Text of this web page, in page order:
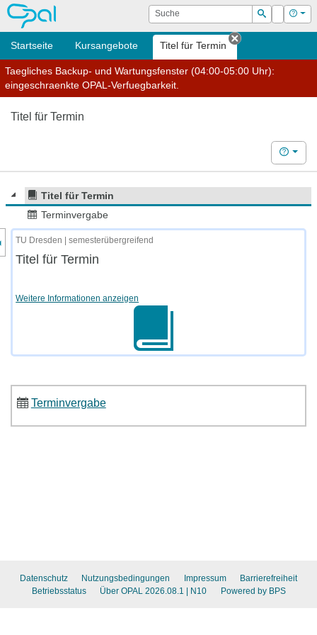
OPAL Suche
Suchen
Login Hilfe
Startseite Kursangebote Titel für Termin
Tab schließen
Taegliches Backup- und Wartungsfenster (04:00-05:00 Uhr):
eingeschraenkte OPAL-Verfuegbarkeit.
Titel für Termin
Hilfe
Titel für Termin
Terminvergabe
des Kursmenüs
TU Dresden | semesterübergreifend
Titel für Termin
Weitere Informationen anzeigen
Terminvergabe
Datenschutz Nutzungsbedingungen Impressum
Barrierefreiheit
Betriebsstatus
Über OPAL 2026.08.1 | N10 Powered by BPS